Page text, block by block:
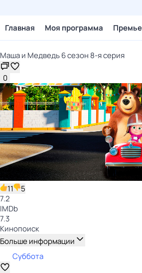
Главная Моя программа
Маша и Медведь 6 сезон 8-я серия
0
11
5
7.2
IMDb
7.3
Кинопоиск
Больше информации
Суббота